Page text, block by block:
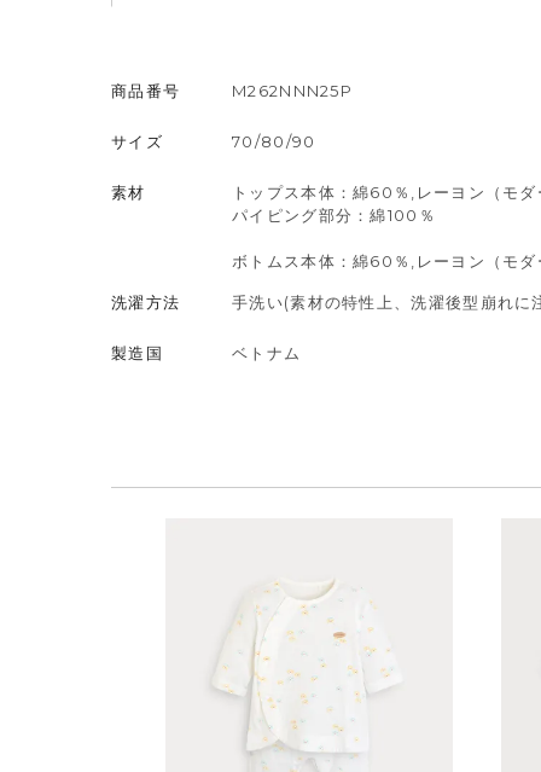
商品番号 M262NNN25P
サイズ 70/80/90
素材
トップス本体：綿60％,レーヨン（モ
パイピング部分：綿100％
ボトムス本体：綿60％,レーヨン（モダ
洗濯方法 手洗い(素材の特性上、洗濯後型崩れ
製造国 ベトナム